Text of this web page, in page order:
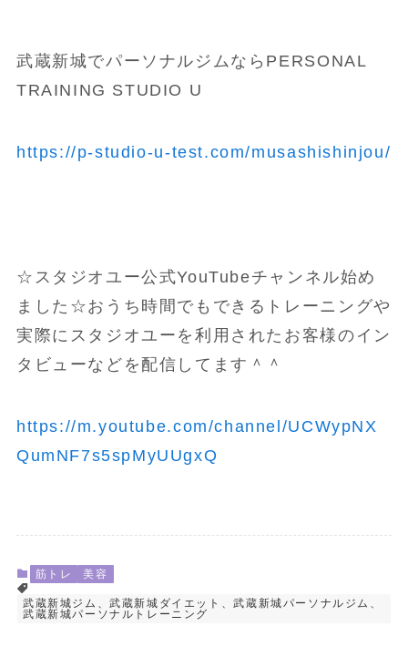
武蔵新城でパーソナルジムならPERSONAL
TRAINING STUDIO U
https://p-studio-u-test.com/musashishinjou/
☆スタジオユー公式YouTubeチャンネル始め
ました☆おうち時間でもできるトレーニングや
実際にスタジオユーを利用されたお客様のイン
タビューなどを配信してます＾＾
https://m.youtube.com/channel/UCWypNX
QumNF7s5spMyUUgxQ
筋トレ 美容
武蔵新城ジム、武蔵新城ダイエット、武蔵新城パーソナルジム、
武蔵新城パーソナルトレーニング